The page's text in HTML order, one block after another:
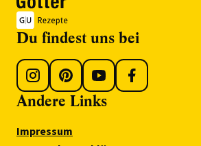
Du findest uns bei
Andere Links
Impressum